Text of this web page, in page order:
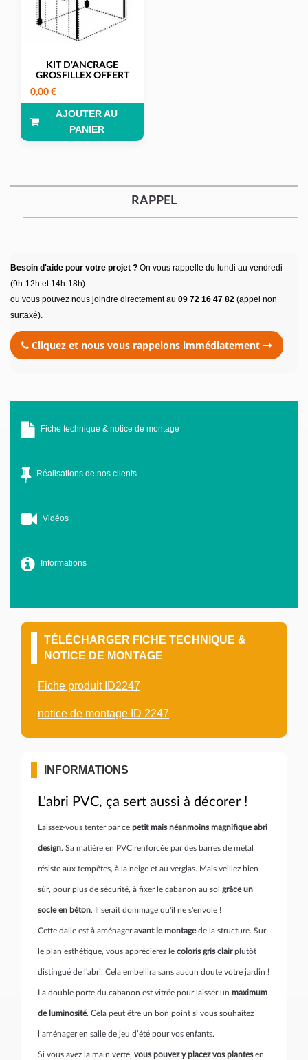
KIT D'ANCRAGE
GROSFILLEX OFFERT
0,00 €
AJOUTER AU
PANIER
RAPPEL
Besoin d'aide pour votre projet ? On vous rappelle du lundi au vendredi
(9h-12h et 14h-18h)
ou vous pouvez nous joindre directement au 09 72 16 47 82 (appel non
surtaxé).
Cliquez et nous vous rappelons immédiatement
Fiche technique & notice de montage
Réalisations de nos clients
Vidéos
Informations
TÉLÉCHARGER FICHE TECHNIQUE &
NOTICE DE MONTAGE
Fiche produit ID2247
notice de montage ID 2247
INFORMATIONS
L'abri PVC, ça sert aussi à décorer !
Laissez-vous tenter par ce petit mais néanmoins magnifique abri
design. Sa matière en PVC renforcée par des barres de métal
résiste aux tempêtes, à la neige et au verglas. Mais veillez bien
sûr, pour plus de sécurité, à fixer le cabanon au sol grâce un
socle en béton. Il serait dommage qu'il ne s'envole !
Cette dalle est à aménageravant le montagede la structure. Sur
le plan esthétique, vous apprécierez le coloris gris clairplutôt
distingué de l'abri. Cela embellira sans aucun doute votre jardin !
La double porte du cabanon est vitrée pour laisser un maximum
de luminosité. Cela peut être un bon point si vous souhaitez
l’aménager en salle de jeu d’été pour vos enfants.
Si vous avez la main verte, vous pouvez y placez vos plantesen